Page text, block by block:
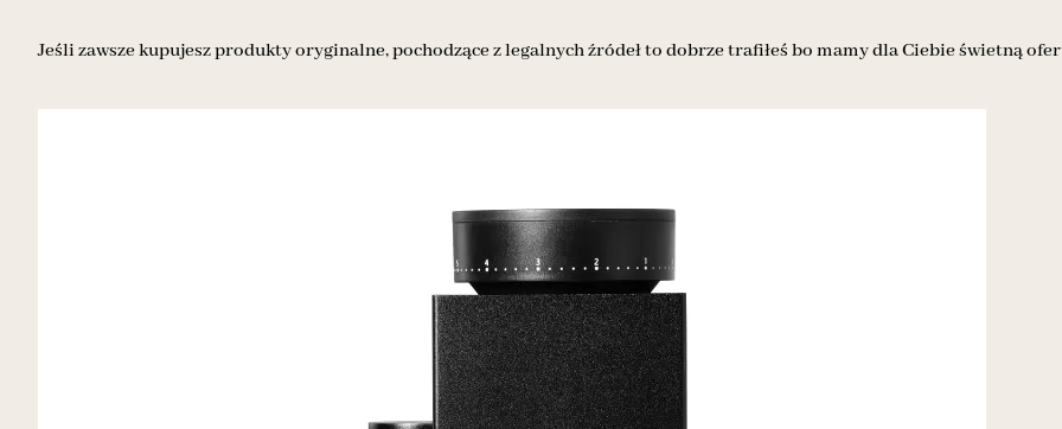
Jeśli zawsze kupujesz produkty oryginalne, pochodzące z legalnych źródeł to dobrze trafiłeś bo mamy dla Ciebie świetną